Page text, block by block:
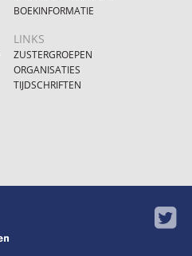
BOEKINFORMATIE
LINKS
ZUSTERGROEPEN
ORGANISATIES
TIJDSCHRIFTEN